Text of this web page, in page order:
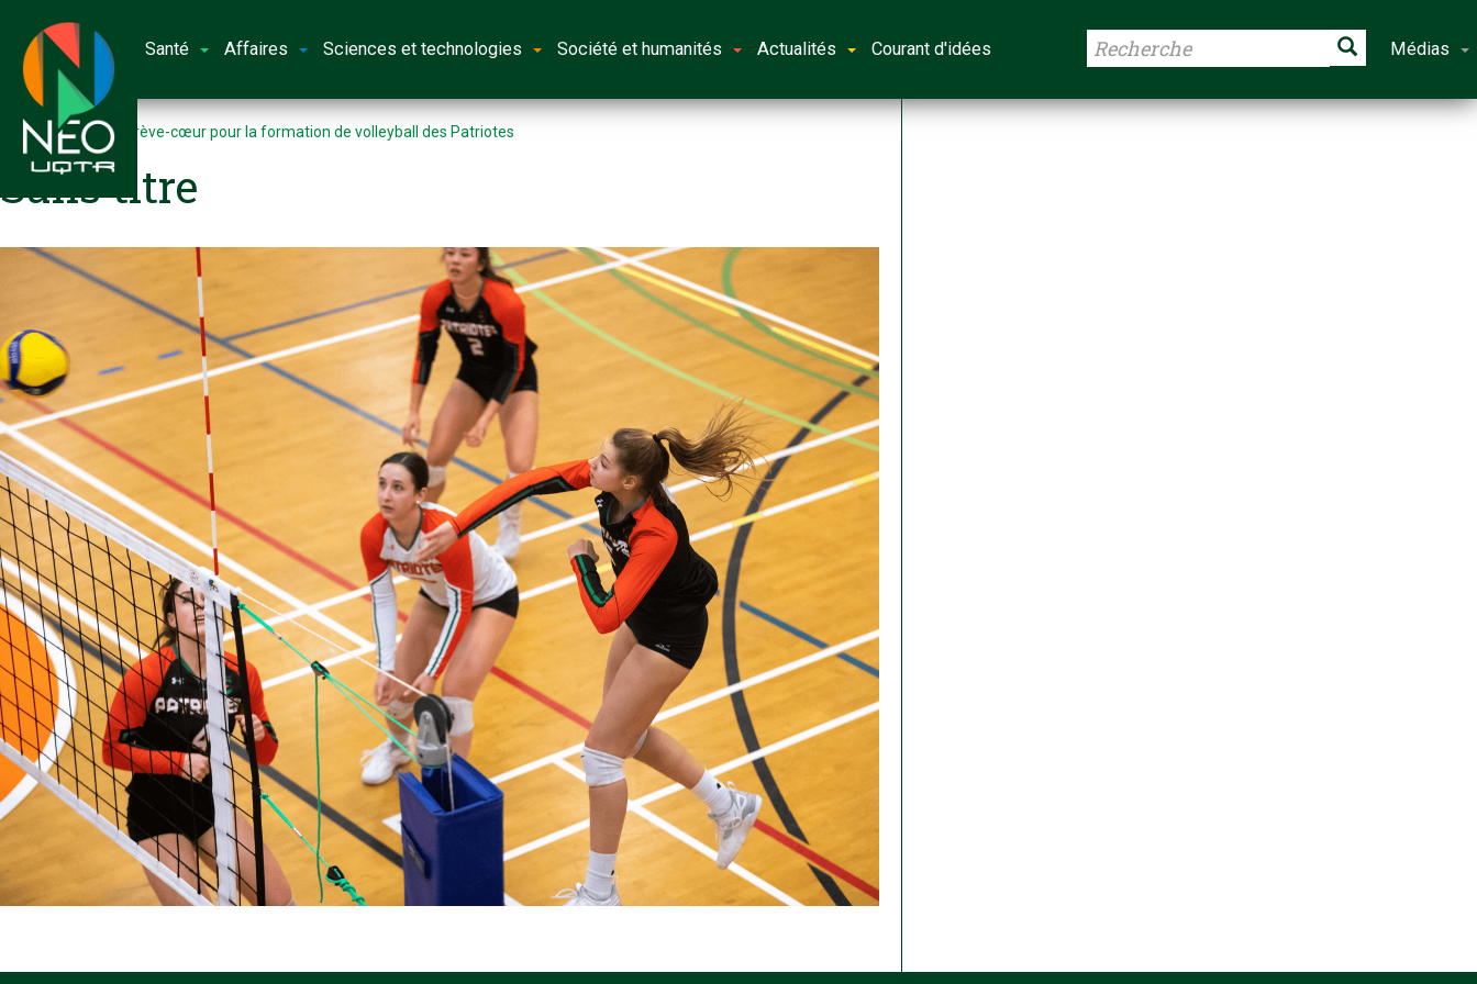
Santé Affaires Sciences et technologies Société et humanités Actualités Courant d'idées Médias
Accueil Défaite crève-cœur pour la formation de volleyball des Patriotes
Sans titre